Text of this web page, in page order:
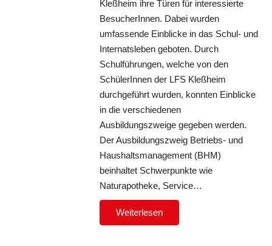
Kleßheim ihre Türen für interessierte
BesucherInnen. Dabei wurden
umfassende Einblicke in das Schul- und
Internatsleben geboten. Durch
Schulführungen, welche von den
SchülerInnen der LFS Kleßheim
durchgeführt wurden, konnten Einblicke
in die verschiedenen
Ausbildungszweige gegeben werden.
Der Ausbildungszweig Betriebs- und
Haushaltsmanagement (BHM)
beinhaltet Schwerpunkte wie
Naturapotheke, Service…
Weiterlesen